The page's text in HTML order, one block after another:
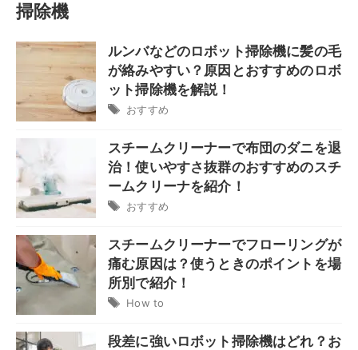
掃除機
ルンバなどのロボット掃除機に髪の毛
が絡みやすい？原因とおすすめのロボ
ット掃除機を解説！
おすすめ
スチームクリーナーで布団のダニを退
治！使いやすさ抜群のおすすめのスチ
ームクリーナを紹介！
おすすめ
スチームクリーナーでフローリングが
痛む原因は？使うときのポイントを場
所別で紹介！
How to
段差に強いロボット掃除機はどれ？お